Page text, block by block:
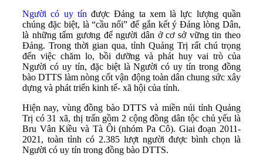
Người có uy tín được Đảng ta xem là lực lượng quần
chúng đặc biệt, là “cầu nối” để gắn kết ý Đảng lòng Dân,
là những tấm gương để người dân ở cơ sở vững tin theo
Đảng. Trong thời gian qua, tỉnh Quảng Trị rất chú trọng
đến việc chăm lo, bồi dưỡng và phát huy vai trò của
Người có uy tín, đặc biệt là Người có uy tín trong đồng
bào DTTS làm nòng cốt vận động toàn dân chung sức xây
dựng và phát triển kinh tế- xã hội của tỉnh.
Hiện nay, vùng đồng bào DTTS và miền núi tỉnh Quảng
Trị có 31 xã, thị trấn gồm 2 cộng đồng dân tộc chủ yếu là
Bru Vân Kiều và Tà Ôi (nhóm Pa Cô). Giai đoạn 2011-
2021, toàn tỉnh có 2.385 lượt người được bình chọn là
Người có uy tín trong đồng bào DTTS.